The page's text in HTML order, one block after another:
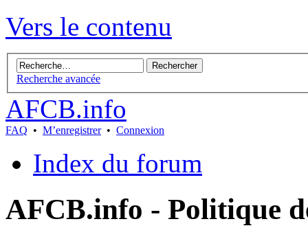
Vers le contenu
Recherche avancée
AFCB.info
FAQ • M’enregistrer • Connexion
Index du forum
AFCB.info - Politique